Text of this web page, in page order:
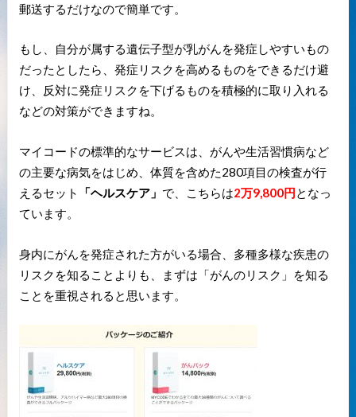
郵送するだけなので簡単です。
もし、自分が属する遺伝子型が乳がんを発症しやすいもの
だったとしたら、発症リスクを高めるものをできるだけ避
け、反対に発症リスクを下げるものを積極的に取り入れる
などの対策ができますね。
マイコードの標準的なサービスは、がんや生活習慣病など
の主要な病気をはじめ、体質を含めた280項目の検査が行
えるセット
「ヘルスケア」 で、こちらは2万9,800円となっ
ています。
身内にがんを発症された方がいる場合、多種多様な疾患の
リスクを知ることよりも、まずは「がんのリスク」を知る
ことを重視されると思います。